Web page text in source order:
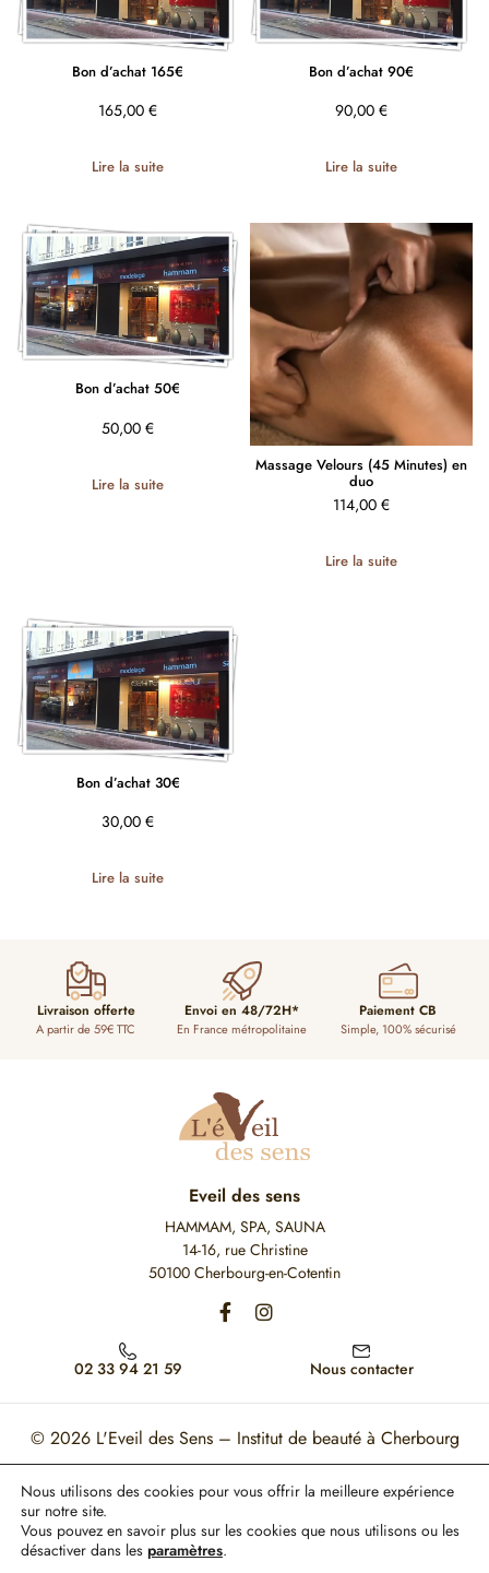
Bon d’achat 165€
165,00 €
Lire la suite
Bon d’achat 90€
90,00 €
Lire la suite
Bon d’achat 50€
50,00 €
Lire la suite
Massage Velours (45 Minutes) en
duo
114,00 €
Lire la suite
Bon d’achat 30€
30,00 €
Lire la suite
Livraison offerte
A partir de 59€ TTC
Envoi en 48/72H*
En France métropolitaine
Paiement CB
Simple, 100% sécurisé
Eveil des sens
HAMMAM, SPA, SAUNA
14-16, rue Christine
50100 Cherbourg-en-Cotentin
02 33 94 21 59 Nous contacter
© 2026 L'Eveil des Sens – Institut de beauté à Cherbourg
Ce site est protégé par reCAPTCHA. Les règles de confidentialité et les conditions
d'utilisation de Google s'appliquent.
Nous utilisons des cookies pour vous offrir la meilleure expérience
sur notre site.
Vous pouvez en savoir plus sur les cookies que nous utilisons ou les
désactiver dans les paramètres.